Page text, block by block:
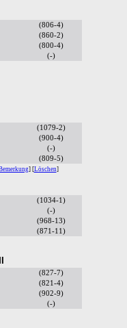
(806-4)
(860-2)
(800-4)
(-)
(1079-2)
(900-4)
(-)
(809-5)
] [Löschen]
(1034-1)
(-)
(968-13)
(871-11)
(827-7)
(821-4)
(902-9)
(-)